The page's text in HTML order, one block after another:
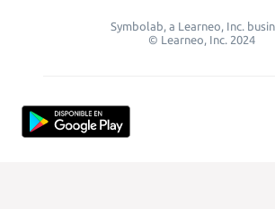
Symbolab, a Learneo, Inc.
© Learneo, Inc. 2024